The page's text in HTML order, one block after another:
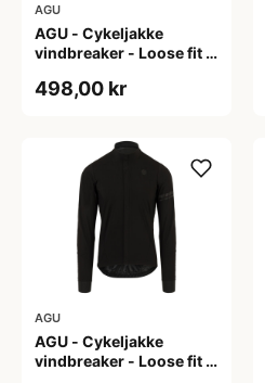
AGU
AGU - Cykeljakke
vindbreaker - Loose fit -
498,00 kr
AGU
AGU - Cykeljakke
vindbreaker - Loose fit -